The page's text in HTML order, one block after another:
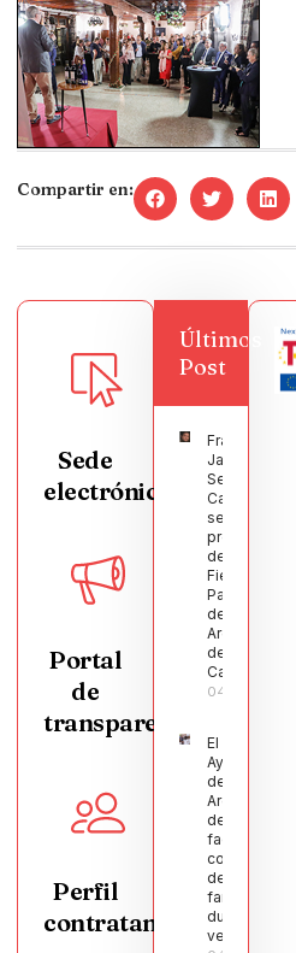
Compartir en:
Sede
electrónica
Portal
de
transparencia
Perfil
contratante
Últimos
Post
Francisco
Javier
Segura
Castellanos
será el
pregonero
de las
Fiestas
Patronales
de
Argamasilla
de
Calatrava
04/08/2026
El
Ayuntamiento
de
Argamasilla
de Calatrava
facilita la
conciliación
de 200
familias
durante el
verano